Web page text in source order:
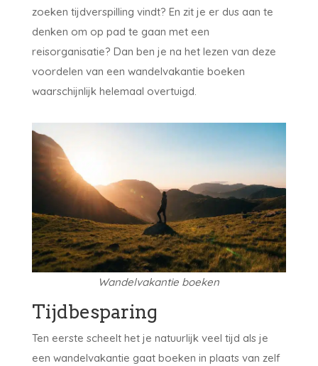
zoeken tijdverspilling vindt? En zit je er dus aan te
denken om op pad te gaan met een
reisorganisatie? Dan ben je na het lezen van deze
voordelen van een wandelvakantie boeken
waarschijnlijk helemaal overtuigd.
Wandelvakantie boeken
Tijdbesparing
Ten eerste scheelt het je natuurlijk veel tijd als je
een wandelvakantie gaat boeken in plaats van zelf